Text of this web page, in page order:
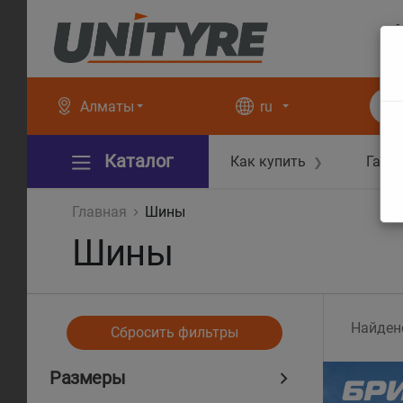
Алматы ru
Каталог Как купить ❯
Главная Шины
Шины
Сбросить фильтры
Размеры